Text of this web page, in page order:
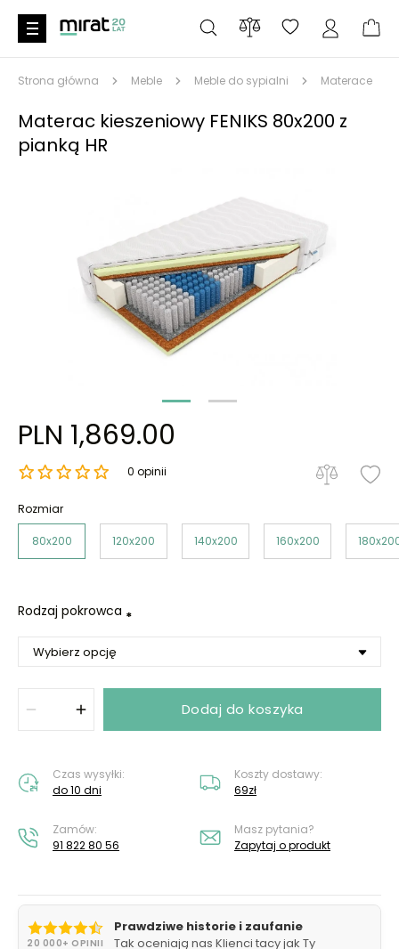
Strona główna Meble Meble do sypialni Materace
Materac kieszeniowy FENIKS 80x200 z
pianką HR
PLN 1,869.00
0 opinii
Rozmiar
80x200 120x200 140x200 160x200
Rodzaj pokrowca *
Dodaj do koszyka
Czas wysyłki:
do 10 dni
Koszty dostawy:
69zł
Zamów:
91 822 80 56
Masz pytania?
Zapytaj o produkt
20 000+ OPINII
Prawdziwe historie i zaufanie
Tak oceniają nas Klienci tacy jak Ty